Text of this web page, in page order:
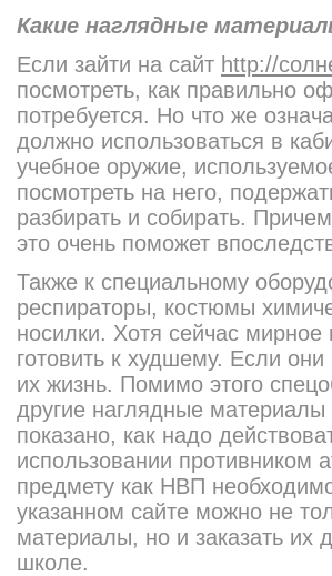
Какие наглядные
Если зайти на сайт http://
посмотреть, как правильно
потребуется. Но что же
должно использоваться в
учебное оружие,
посмотреть на него,
разбирать и собирать.
это очень поможет
Также к специальному
респираторы, костюмы
носилки. Хотя сейчас
готовить к худшему. Если
их жизнь. Помимо этого
другие наглядные
показано, как надо
использовании противником
предмету как НВП
указанном сайте можно не
материалы, но и заказать их
школе.